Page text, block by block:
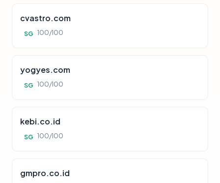
cvastro.com
SG 100/100
yogyes.com
SG 100/100
kebi.co.id
SG 100/100
gmpro.co.id